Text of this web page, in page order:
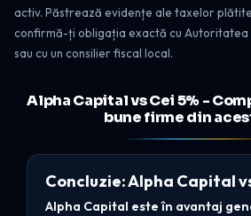
activ. Păstrează evidențe ale taxelor
confirmă-ți obligația exactă cu Autoritatea
sau cu un consilier fiscal local.
Alpha Capital vs Cei 5% -
bune firme din
Concluzie: Alpha Capital
Alpha Capital este în avantaj